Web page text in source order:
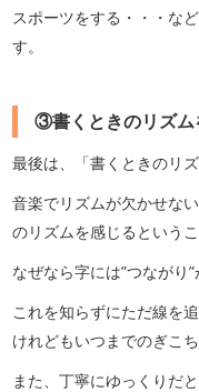
スポーツをする・・・な
す。
③書くときのリズム
最後は、「書くときのリズ
音楽でリズムが欠かせな
のリズムを感じるという
なぜなら字には”つながり”
これを知らずにただ線を
けれどもいつまでのぎこ
また、丁寧にゆっくりだ